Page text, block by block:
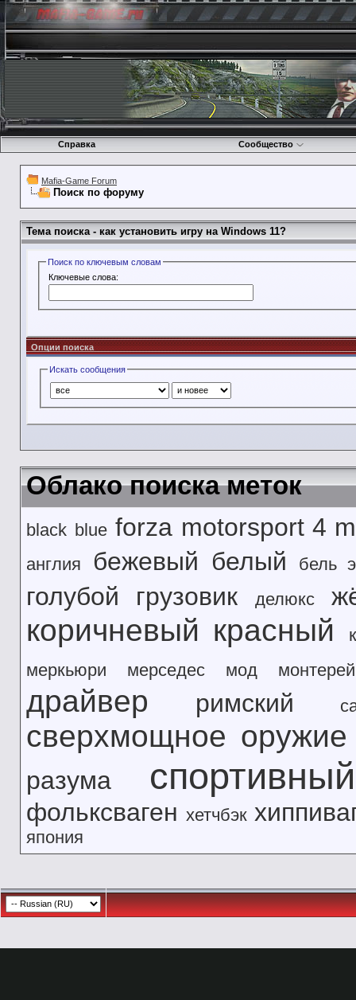
Справка Сообщество
Mafia-Game Forum
Поиск по форуму
Тема поиска - как установить игру на Windows 11?
Поиск по ключевым словам
Ключевые слова:
Опции поиска
Искать сообщения
Облако поиска меток
black blue forza motorsport 4
англия бежевый белый бель
голубой грузовик делюкс
коричневый красный
меркьюри
мерседес мод монтерей
драйвер римский
сверхмощное оружие
разума
фольксваген хетчбэк
япония